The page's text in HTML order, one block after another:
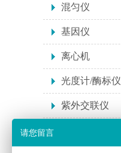
混匀仪
基因仪
离心机
光度计/酶标仪
紫外交联仪
请您留言